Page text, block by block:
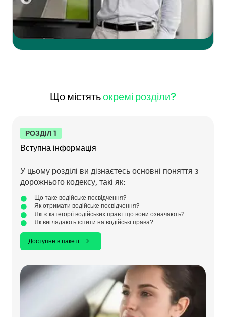
Що містятьокремі розділи?
РОЗДІЛ 1
Вступна інформація
У цьому розділі ви дізнаєтесь основні поняття з
дорожнього кодексу, такі як:
Що таке водійське посвідчення?
Як отримати водійське посвідчення?
Які є категорії водійських прав і що вони означають?
Як виглядають іспити на водійські права?
Доступне в пакеті